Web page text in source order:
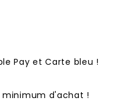
Pay et Carte bleu !
minimum d'achat !